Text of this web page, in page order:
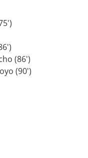
(86')
(90')